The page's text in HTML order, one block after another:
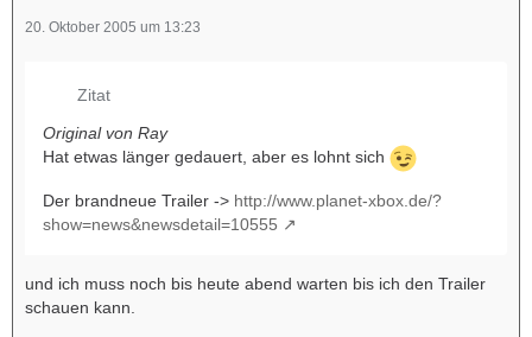
20. Oktober 2005 um 13:23
Zitat
Original von Ray
Hat etwas länger gedauert, aber es lohnt sich
Der brandneue Trailer -> http://www.planet-xbox.de/?
show=news&newsdetail=10555
und ich muss noch bis heute abend warten bis ich den Trailer
schauen kann.